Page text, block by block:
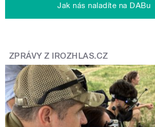
Jak nás naladíte na DABu
ZPRÁVY Z IROZHLAS.CZ